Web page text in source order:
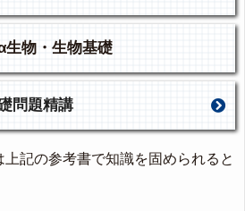
生物・生物基礎
問題精講
記の参考書で知識を固められると